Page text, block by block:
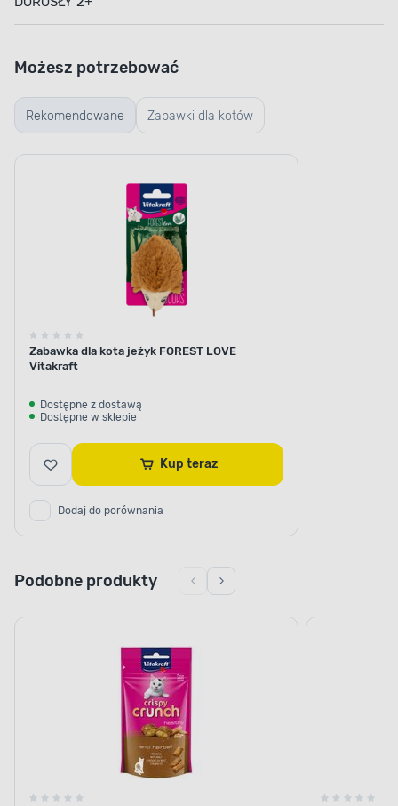
Rekomendowane Zabawki dla kotów
Możesz potrzebować
Zabawka dla kota jeżyk FOREST LOVE
Vitakraft
Dostępne z dostawą
Dostępne w sklepie
Kup teraz
Dodaj do porównania
Podobne produkty